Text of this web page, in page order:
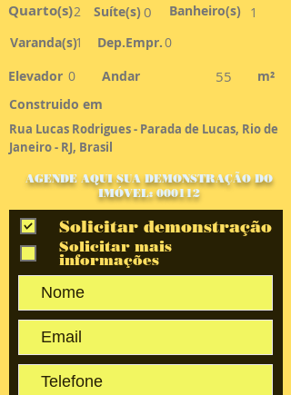
Quarto(s)2 Suíte(s) 0 Banheiro(s)
1
Varanda(s)1 Dep.Empr.0
Elevador 0 Andar 55
m²
Construido em
Rua Lucas Rodrigues - Parada de Lucas, Rio de
Janeiro - RJ, Brasil
AGENDE AQUI SUA DEMONSTRAÇÃO DO
IMÓVEL: 000112
Solicitar demonstração
Solicitar mais
informações